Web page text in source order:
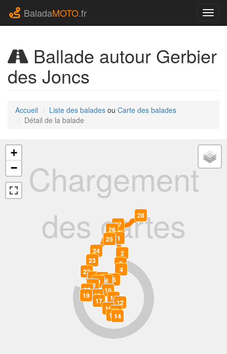
BaladaMOTO.fr
Ballade autour Gerbier
des Joncs
Accueil Liste des balades ou Carte des balades
Détail de la balade
Chargement
des cartes
0
1
2
3
4
5
6
7
89
10
1112
13
14
15
16
17
18
19
2021
22
23
24
25
26
27
28
+
−